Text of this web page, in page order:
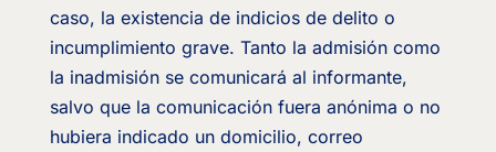
caso, la existencia de indicios de delito o
incumplimiento grave. Tanto la admisión como
la inadmisión se comunicará al informante,
salvo que la comunicación fuera anónima o no
hubiera indicado un domicilio, correo